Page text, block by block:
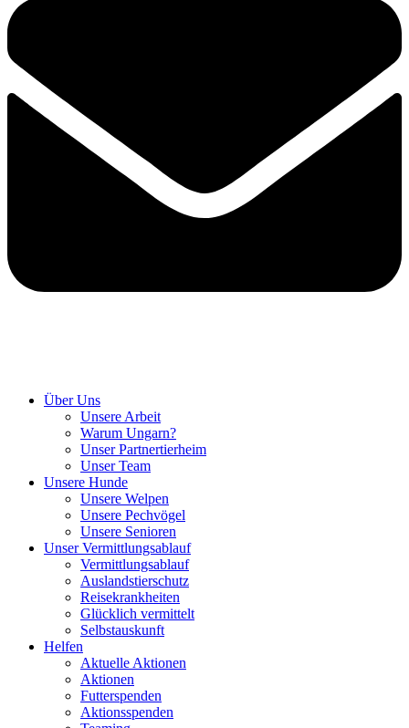
Über Uns
Unsere Arbeit
Warum Ungarn?
Unser Partnertierheim
Unser Team
Unsere Hunde
Unsere Welpen
Unsere Pechvögel
Unsere Senioren
Unser Vermittlungsablauf
Vermittlungsablauf
Auslandstierschutz
Reisekrankheiten
Glücklich vermittelt
Selbstauskunft
Helfen
Aktuelle Aktionen
Aktionen
Futterspenden
Aktionsspenden